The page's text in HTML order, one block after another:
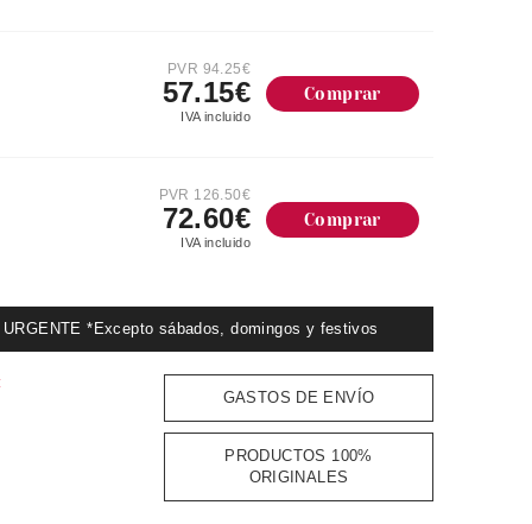
PVR 94.25€
57.15€
IVA incluido
Comprar
PVR 126.50€
72.60€
IVA incluido
Comprar
*Excepto sábados, domingos y festivos
GASTOS DE ENVÍO
PRODUCTOS 100%
ORIGINALES